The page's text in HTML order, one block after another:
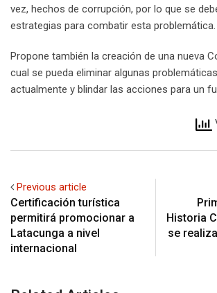
vez, hechos de corrupción, por lo que se
estrategias para combatir esta problemática.
Propone también la creación de una nueva
cual se pueda eliminar algunas
actualmente y blindar las acciones para un
Previous article
Certificación turística
permitirá promocionar a
Latacunga a nivel
internacional
Historia
se